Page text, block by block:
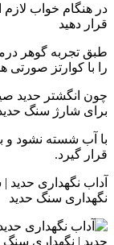
در هنگام خواب
قرار دهید
طبق تجربه گوهر
را با کوارتز صورتی
چون انگشتر حدید
برای شارژ سنگ
با آب شسته نشود
قرار گیرد.
آداب نگهداری
نگهداری سنگ حدید